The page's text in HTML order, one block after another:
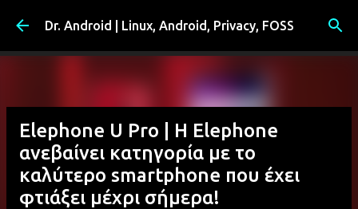
Μετάβαση στο κύριο περιεχόμενο
Dr. Android | Linux, Android, Privacy, FOSS
Elephone U Pro | Η Elephone
ανεβαίνει κατηγορία με το
καλύτερο smartphone που έχει
φτιάξει μέχρι σήμερα!